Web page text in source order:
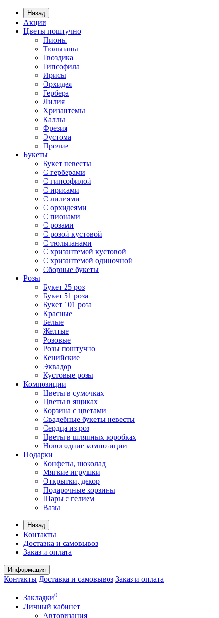
Назад
Акции
Цветы поштучно
Пионы
Тюльпаны
Гвоздика
Гипсофила
Ирисы
Орхидея
Гербера
Лилия
Хризантемы
Каллы
Фрезия
Эустома
Прочие
Букеты
Букет невесты
С герберами
С гипсофилой
С ирисами
С лилиями
С орхидеями
С пионами
С розами
С розой кустовой
С тюльпанами
С хризантемой кустовой
С хризантемой одиночной
Сборные букеты
Розы
Букет 25 роз
Букет 51 роза
Букет 101 роза
Красные
Белые
Желтые
Розовые
Розы поштучно
Кенийские
Эквадор
Кустовые розы
Композиции
Цветы в сумочках
Цветы в ящиках
Корзина с цветами
Свадебные букеты невесты
Сердца из роз
Цветы в шляпных коробках
Новогодние композиции
Подарки
Конфеты, шоколад
Мягкие игрушки
Открытки, декор
Подарочные корзины
Шары с гелием
Вазы
Назад
Контакты
Доставка и самовывоз
Заказ и оплата
Информация
Контакты Доставка и самовывоз Заказ и оплата
Закладки0
Личный кабинет
Авторизация